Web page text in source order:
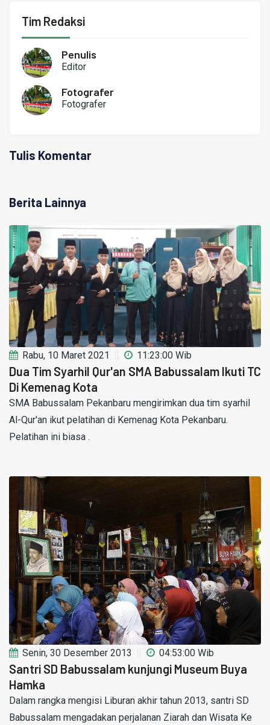
Tim Redaksi
Penulis
Editor
Fotografer
Fotografer
Tulis Komentar
Berita Lainnya
Rabu, 10 Maret 2021 11:23:00 Wib
Dua Tim Syarhil Qur'an SMA Babussalam Ikuti TC
Di Kemenag Kota
SMA Babussalam Pekanbaru mengirimkan dua tim syarhil
Al-Qur'an ikut pelatihan di Kemenag Kota Pekanbaru.
Pelatihan ini biasa .
Senin, 30 Desember 2013 04:53:00 Wib
Santri SD Babussalam kunjungi Museum Buya
Hamka
Dalam rangka mengisi Liburan akhir tahun 2013, santri SD
Babussalam mengadakan perjalanan Ziarah dan Wisata Ke